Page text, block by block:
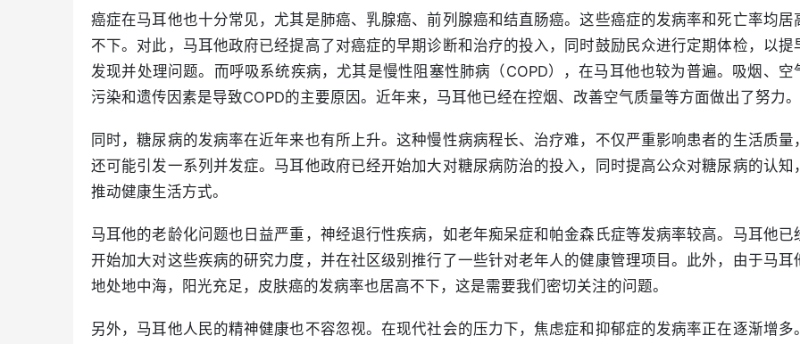
癌症在马耳他也十分常见，尤其是肺癌、乳腺癌、前列腺癌和结直肠癌。这些癌症的发病率和死亡率均居
不下。对此，马耳他政府已经提高了对癌症的早期诊断和治疗的投入，同时鼓励民众进行定期体检，以提
发现并处理问题。而呼吸系统疾病，尤其是慢性阻塞性肺病（COPD），在马耳他也较为普遍。吸烟、空
污染和遗传因素是导致COPD的主要原因。近年来，马耳他已经在控烟、改善空气质量等方面做出了努力。
同时，糖尿病的发病率在近年来也有所上升。这种慢性病病程长、治疗难，不仅严重影响患者的生活质量，
还可能引发一系列并发症。马耳他政府已经开始加大对糖尿病防治的投入，同时提高公众对糖尿病的认知，
推动健康生活方式。
马耳他的老龄化问题也日益严重，神经退行性疾病，如老年痴呆症和帕金森氏症等发病率较高。马耳他已
开始加大对这些疾病的研究力度，并在社区级别推行了一些针对老年人的健康管理项目。此外，由于马耳
地处地中海，阳光充足，皮肤癌的发病率也居高不下，这是需要我们密切关注的问题。
另外，马耳他人民的精神健康也不容忽视。在现代社会的压力下，焦虑症和抑郁症的发病率正在逐渐增多。